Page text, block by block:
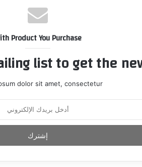
Product You Purchase
list to get the
dolor sit amet, consectetur.